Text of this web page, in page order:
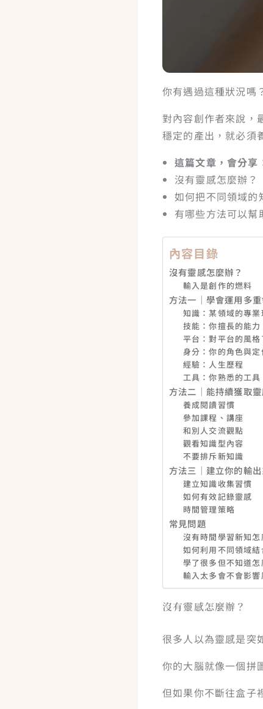
你有遇過這種狀況嗎
對內容創作者來說，
穩定的產出，就必
這篇文章，會分享
沒有靈感怎麼辦？
如何把不同領域的
有哪些方法可以幫
內容目錄
沒有靈感怎麼辦？
輸入是創作的燃料
方法一｜學會運用多
知識：某領域的專業
技能：你擅長的能力
平台：對平台的風格
身分：你的角色與定
經驗：人生歷程
工具：你熟悉的工具
方法二｜能持續獲取
養成閱讀習慣
參加課程、講座
和別人交流觀點
觀看知識型內容
不要排斥新知識
方法三｜建立你的輸
建立知識收集習慣
如何有效記錄靈感
時間管理策略
常見問題
沒有時間學習新知怎
如何利用不同領域結
學了很多但不知道怎
輸入太多會不會影響
沒有靈感怎麼辦？
很多人以為靈感是突
你的大腦就像一個拼
但如果你不斷往盒子